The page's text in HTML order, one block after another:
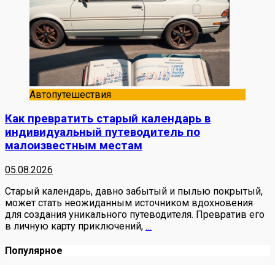
Автопутешествия
Как превратить старый календарь в
индивидуальный путеводитель по
малоизвестным местам
05.08.2026
Старый календарь, давно забытый и пылью покрытый,
может стать неожиданным источником вдохновения
для создания уникального путеводителя. Превратив его
в личную карту приключений, …
Популярное